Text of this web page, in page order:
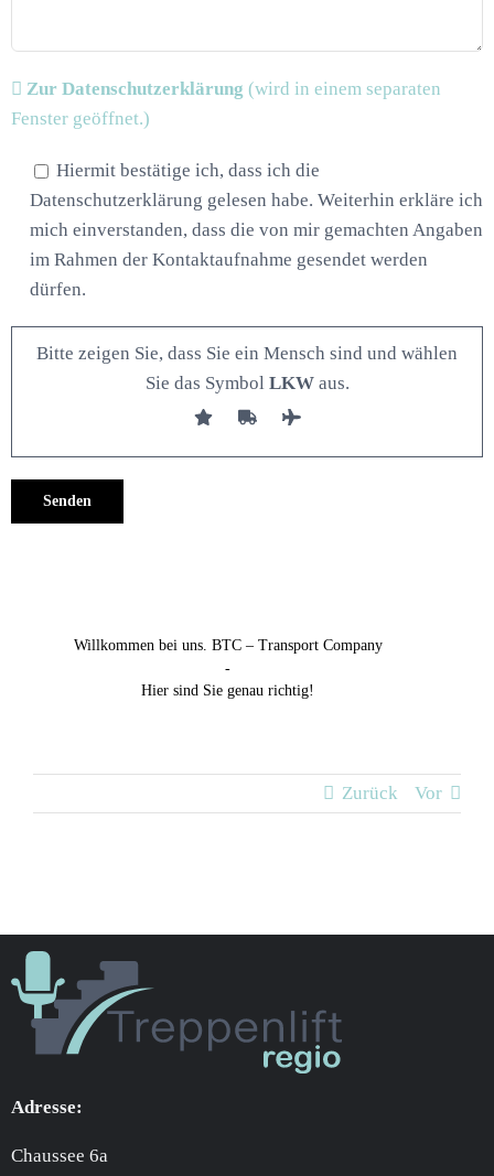
Zur Datenschutzerklärung (wird in einem separaten
Fenster geöffnet.)
Hiermit bestätige ich, dass ich die
Datenschutzerklärung gelesen habe. Weiterhin erkläre ich
mich einverstanden, dass die von mir gemachten Angaben
im Rahmen der Kontaktaufnahme gesendet werden
dürfen.
Bitte zeigen Sie, dass Sie ein Mensch sind und wählen
Sie das Symbol LKWaus.
Willkommen bei uns. BTC – Transport Company
-
Hier sind Sie genau richtig!
Zurück Vor
Adresse:
Chaussee 6a